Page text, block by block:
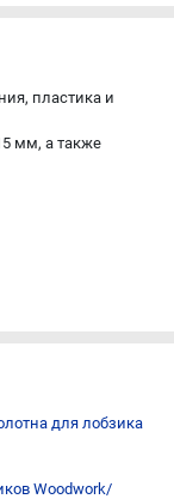
пластика и
мм, а также
для лобзика
Woodwork/